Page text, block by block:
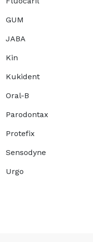
GUM
JABA
Kin
Kukident
Oral-B
Parodontax
Protefix
Sensodyne
Urgo